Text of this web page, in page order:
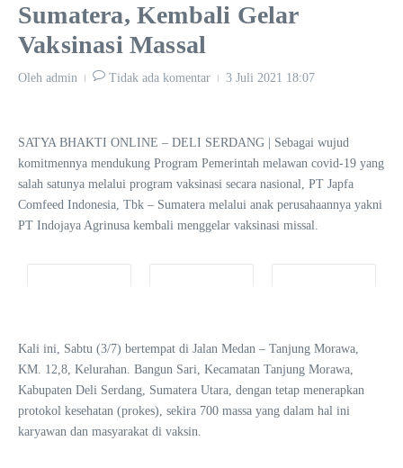
Sumatera, Kembali Gelar
Vaksinasi Massal
Oleh admin Tidak ada komentar 3 Juli 2021 18:07
SATYA BHAKTI ONLINE – DELI SERDANG | Sebagai wujud
komitmennya mendukung Program Pemerintah melawan covid-19 yang
salah satunya melalui program vaksinasi secara nasional, PT Japfa
Comfeed Indonesia, Tbk – Sumatera melalui anak perusahaannya yakni
PT Indojaya Agrinusa kembali menggelar vaksinasi missal.
Kali ini, Sabtu (3/7) bertempat di Jalan Medan – Tanjung Morawa,
KM. 12,8, Kelurahan. Bangun Sari, Kecamatan Tanjung Morawa,
Kabupaten Deli Serdang, Sumatera Utara, dengan tetap menerapkan
protokol kesehatan (prokes), sekira 700 massa yang dalam hal ini
karyawan dan masyarakat di vaksin.